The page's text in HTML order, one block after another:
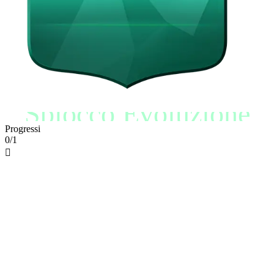
Sblocco Evoluzione
Progressi
0/1
